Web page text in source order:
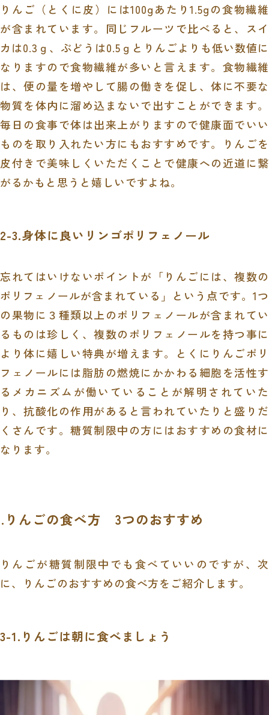
りんご（とくに皮）には100gあたり1.5gの食物繊維
が含まれています。同じフルーツで比べると、スイ
カは0.3ｇ、ぶどうは0.5ｇとりんごよりも低い数値に
なりますので食物繊維が多いと言えます。食物繊維
は、便の量を増やして腸の働きを促し、体に不要な
物質を体内に溜め込まないで出すことができます。
毎日の食事で体は出来上がりますので健康面でいい
ものを取り入れたい方にもおすすめです。りんごを
皮付きで美味しくいただくことで健康への近道に繋
がるかもと思うと嬉しいですよね。
2-3.身体に良いリンゴポリフェノール
忘れてはいけないポイントが「りんごには、複数の
ポリフェノールが含まれている」という点です。1つ
の果物に３種類以上のポリフェノールが含まれてい
るものは珍しく、複数のポリフェノールを持つ事に
より体に嬉しい特典が増えます。とくにりんごポリ
フェノールには脂肪の燃焼にかかわる細胞を活性す
るメカニズムが働いていることが解明されていた
り、抗酸化の作用があると言われていたりと盛りだ
くさんです。糖質制限中の方にはおすすめの食材に
なります。
りんごの食べ方 3つのおすすめ
りんごが糖質制限中でも食べていいのですが、次
に、りんごのおすすめの食べ方をご紹介します。
3-1.りんごは朝に食べましょう